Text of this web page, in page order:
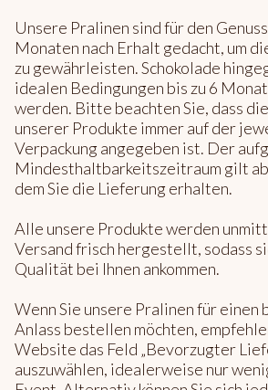
Unsere Pralinen sind für den
Monaten nach Erhalt gedacht, um
zu gewährleisten. Schokolade
idealen Bedingungen bis zu 6
werden. Bitte beachten Sie, dass
unserer Produkte immer auf der
Verpackung angegeben ist. Der
Mindesthaltbarkeitszeitraum gilt
dem Sie die Lieferung erhalten.
Alle unsere Produkte werden
Versand frisch hergestellt, sodass
Qualität bei Ihnen ankommen.
Wenn Sie unsere Pralinen für einen
Anlass bestellen möchten,
Website das Feld „Bevorzugter
auszuwählen, idealerweise nur